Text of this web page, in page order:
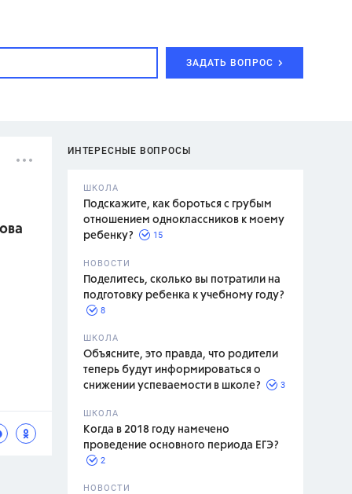
ЗАДАТЬ ВОПРОС
ИНТЕРЕСНЫЕ ВОПРОСЫ
ШКОЛА
Подскажите, как бороться с грубым
отношением одноклассников к моему
ребенку?
15
НОВОСТИ
Поделитесь, сколько вы потратили на
подготовку ребенка к учебному году?
8
ШКОЛА
Объясните, это правда, что родители
теперь будут информироваться о
снижении успеваемости в школе?
3
ШКОЛА
Когда в 2018 году намечено
проведение основного периода ЕГЭ?
2
НОВОСТИ